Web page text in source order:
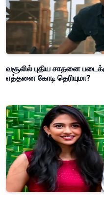
வசூலில் புதிய சாதனை
எத்தனை கோடி தெரியுமா?